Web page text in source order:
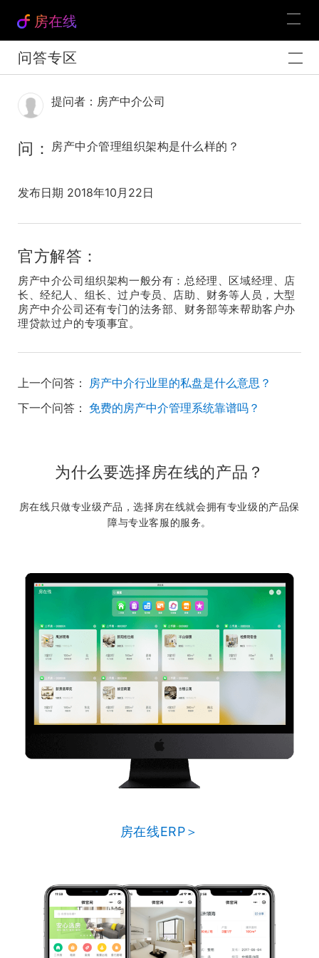
房在线
问答专区
提问者：房产中介公司
问： 房产中介管理组织架构是什么样的？
发布日期 2018年10月22日
官方解答：
房产中介公司组织架构一般分有：总经理、区域经理、店
长、经纪人、组长、过户专员、店助、财务等人员，大型
房产中介公司还有专门的法务部、财务部等来帮助客户办
理贷款过户的专项事宜。
上一个问答： 房产中介行业里的私盘是什么意思？
下一个问答： 免费的房产中介管理系统靠谱吗？
为什么要选择房在线的产品？
房在线只做专业级产品，选择房在线就会拥有专业级的产品保
障与专业客服的服务。
房在线ERP＞